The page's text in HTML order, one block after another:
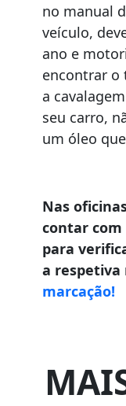
no manual
veículo,
ano e
encontrar o
a
seu carro,
um óleo
Nas
contar com
para
a respetiva
marcação!